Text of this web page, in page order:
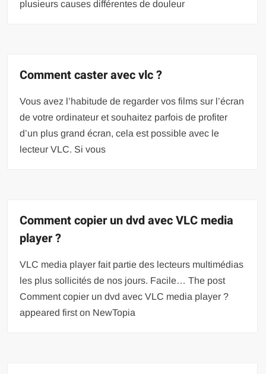
plusieurs causes différentes de douleur
Comment caster avec vlc ?
Vous avez l’habitude de regarder vos films sur l’écran
de votre ordinateur et souhaitez parfois de profiter
d’un plus grand écran, cela est possible avec le
lecteur VLC. Si vous
Comment copier un dvd avec VLC media
player ?
VLC media player fait partie des lecteurs multimédias
les plus sollicités de nos jours. Facile… The post
Comment copier un dvd avec VLC media player ?
appeared first on NewTopia